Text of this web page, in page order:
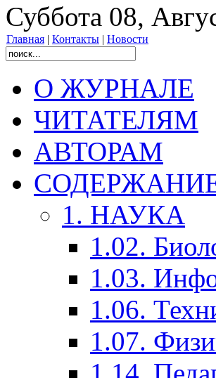
Суббота 08,
Главная | Контакты | Новости
О ЖУРНАЛЕ
ЧИТАТЕЛЯМ
АВТОРАМ
1. НАУКА
1.02.
1.03.
1.06.
1.07.